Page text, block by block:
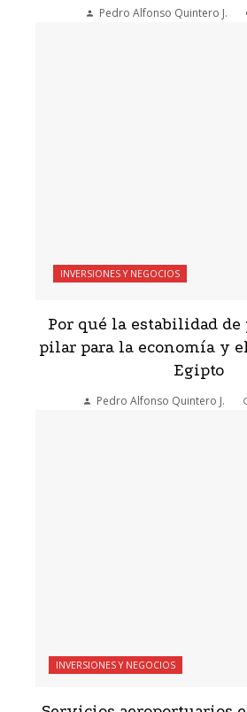
Pedro Alfonso Quintero J.
INVERSIONES Y NEGOCIOS
Por qué la estabilidad de
pilar para la economía y
Egipto
Pedro Alfonso Quintero J.
INVERSIONES Y NEGOCIOS